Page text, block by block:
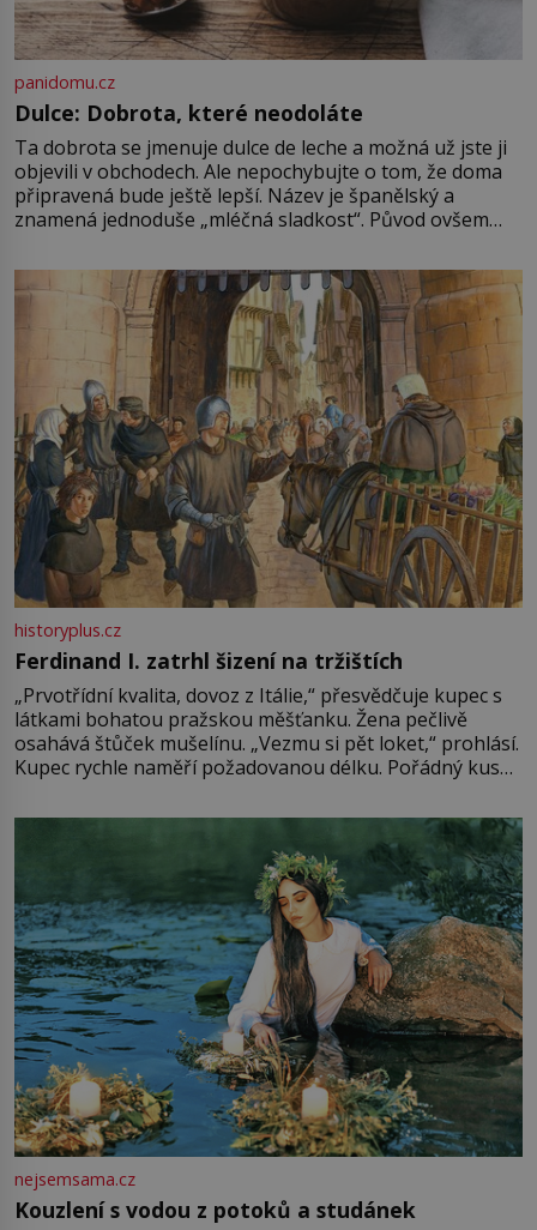
panidomu.cz
Dulce: Dobrota, které neodoláte
Ta dobrota se jmenuje dulce de leche a možná už jste ji
objevili v obchodech. Ale nepochybujte o tom, že doma
připravená bude ještě lepší. Název je španělský a
znamená jednoduše „mléčná sladkost“. Původ ovšem
pře hned několik latinskoamerických zemí a k tomu
Francie, kde se traduje,
historyplus.cz
Ferdinand I. zatrhl šizení na tržištích
„Prvotřídní kvalita, dovoz z Itálie,“ přesvědčuje kupec s
látkami bohatou pražskou měšťanku. Žena pečlivě
osahává štůček mušelínu. „Vezmu si pět loket,“ prohlásí.
Kupec rychle naměří požadovanou délku. Pořádný kus
milostpaní. Stačí jenom na sukni,“ zhodnotí švadlena
množství růžového mušelínu. „Ošidili vás, podívejte.“
Vezme do ruky dřevěnou
nejsemsama.cz
Kouzlení s vodou z potoků a studánek